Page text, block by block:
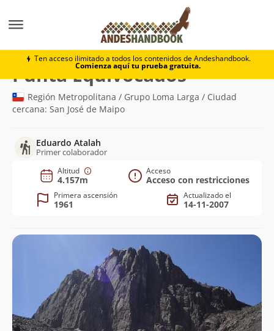
Ten acceso ilimitado a todos los contenidos de Andeshandbook.
Comienza aquí tu prueba gratuita.
Punta Equivocados
Punta Equivocados(4.157m)
Región Metropolitana / Grupo Loma Larga / Ciudad
cercana: San José de Maipo
Eduardo Atalah
Primer colaborador
Altitud
4.157m
Acceso
Acceso con restricciones
Primera ascensión
1961
Actualizado el
14-11-2007